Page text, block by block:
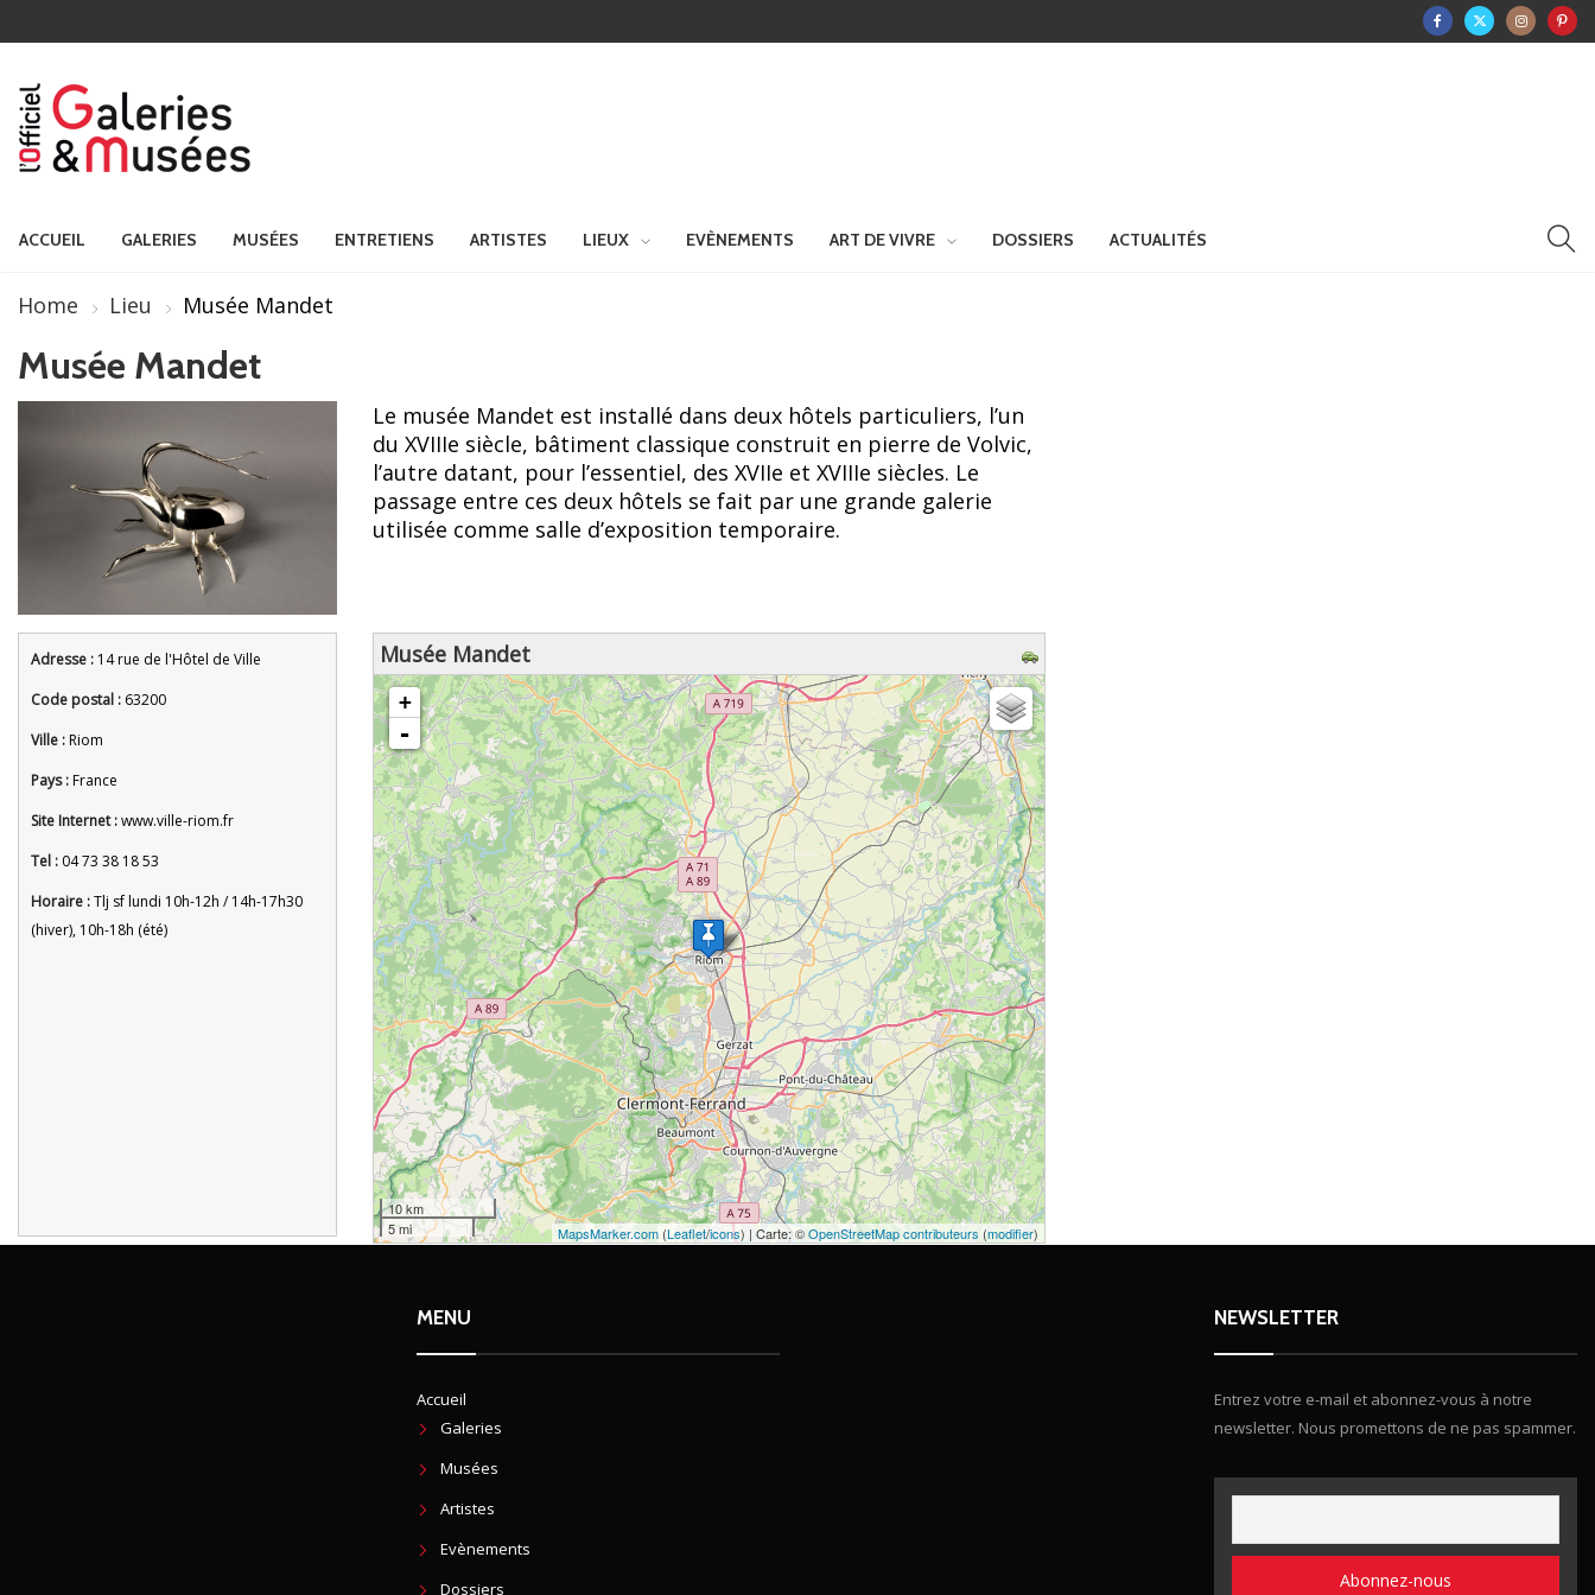
ACCUEIL GALERIES MUSÉES ENTRETIENS ARTISTES LIEUX EVÈNEMENTS ART DE VIVRE DOSSIERS ACTUALITÉS
Home Lieu Musée Mandet
Musée Mandet
Le musée Mandet est installé dans deux hôtels particuliers, l’un
du XVIIIe siècle, bâtiment classique construit en pierre de Volvic,
l’autre datant, pour l’essentiel, des XVIIe et XVIIIe siècles. Le
passage entre ces deux hôtels se fait par une grande galerie
utilisée comme salle d’exposition temporaire.
Adresse : 14 rue de l'Hôtel de Ville
Code postal : 63200
Ville :Riom
Pays :France
Site Internet :www.ville-riom.fr
Tel : 04 73 38 18 53
Horaire :Tlj sf lundi 10h-12h / 14h-17h30
(hiver), 10h-18h (été)
Musée Mandet
chargement de la carte - veuillez patienter...
+
-
10 km
5 mi
MapsMarker.com(Leaflet/icons) | Carte: ©OpenStreetMap contributeurs (modifier)
MENU
Accueil
Galeries
Musées
Artistes
Evènements
Dossiers
NEWSLETTER
Entrez votre e-mail et abonnez-vous à notre
newsletter. Nous promettons de ne pas spammer.